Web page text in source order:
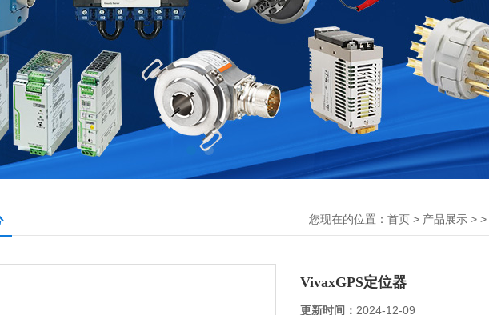
您现在的位置： 首页 > 产品展示 > >
VivaxGPS定位器
更新时间： 2024-12-09